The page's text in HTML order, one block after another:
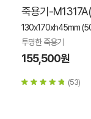
죽용기-
130x170xh45mm
투명한 죽용기
155,500원
(53)